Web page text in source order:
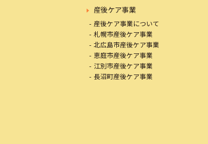
産後ケア事業
産後ケア事業について
札幌市産後ケア事業
北広島市産後ケア事業
恵庭市産後ケア事業
江別市産後ケア事業
長沼町産後ケア事業